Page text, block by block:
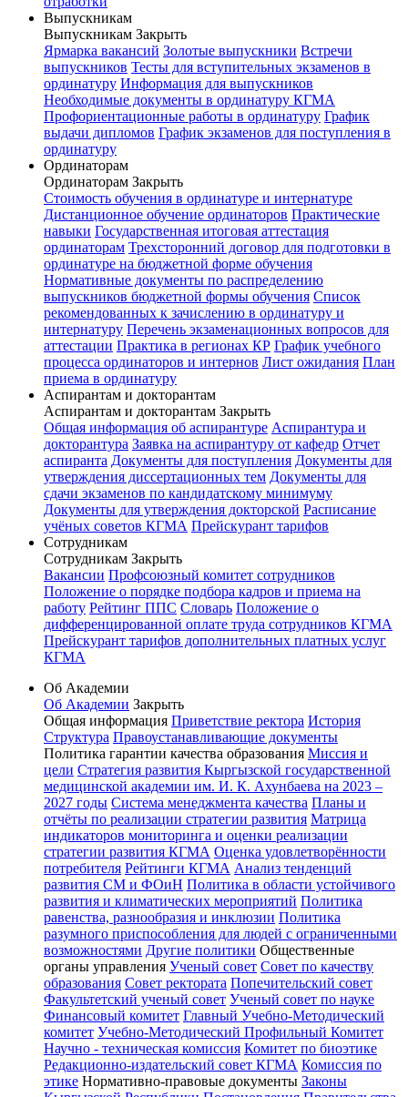
Выпускникам
Выпускникам Закрыть
Ярмарка вакансий Золотые выпускники Встречи
выпускников Тесты для вступительных экзаменов в
ординатуру Информация для выпускников
Необходимые документы в ординатуру КГМА
Профориентационные работы в ординатуру График
выдачи дипломов График экзаменов для поступления в
ординатуру
Ординаторам
Ординаторам Закрыть
Стоимость обучения в ординатуре и интернатуре
Дистанционное обучение ординаторов Практические
навыки Государственная итоговая аттестация
ординаторам Трехсторонний договор для подготовки в
ординатуре на бюджетной форме обучения
Нормативные документы по распределению
выпускников бюджетной формы обучения Список
рекомендованных к зачислению в ординатуру и
интернатуру Перечень экзаменационных вопросов для
аттестации Практика в регионах КР График учебного
процесса ординаторов и интернов Лист ожидания План
приема в ординатуру
Аспирантам и докторантам
Аспирантам и докторантам Закрыть
Общая информация об аспирантуре Аспирантура и
докторантура Заявка на аспирантуру от кафедр Отчет
аспиранта Документы для поступления Документы для
утверждения диссертационных тем Документы для
сдачи экзаменов по кандидатскому минимуму
Документы для утверждения докторской Расписание
учёных советов КГМА Прейскурант тарифов
Сотрудникам
Сотрудникам Закрыть
Вакансии Профсоюзный комитет сотрудников
Положение о порядке подбора кадров и приема на
работу Рейтинг ППС Словарь Положение о
дифференцированной оплате труда сотрудников КГМА
Прейскурант тарифов дополнительных платных услуг
КГМА
Об Академии
Об Академии Закрыть
Общая информация Приветствие ректора История
Структура Правоустанавливающие документы
Политика гарантии качества образования Миссия и
цели Стратегия развития Кыргызской государственной
медицинской академии им. И. К. Ахунбаева на 2023 –
2027 годы Система менеджмента качества Планы и
отчёты по реализации стратегии развития Матрица
индикаторов мониторинга и оценки реализации
стратегии развития КГМА Оценка удовлетворённости
потребителя Рейтинги КГМА Анализ тенденций
развития СМ и ФОиН Политика в области устойчивого
развития и климатических мероприятий Политика
равенства, разнообразия и инклюзии Политика
разумного приспособления для людей с ограниченными
возможностями Другие политики Общественные
органы управления Ученый совет Совет по качеству
образования Совет ректората Попечительский совет
Факультетский ученый совет Ученый совет по науке
Финансовый комитет Главный Учебно-Методический
комитет Учебно-Методический Профильный Комитет
Научно - техническая комиссия Комитет по биоэтике
Редакционно-издательский совет КГМА Комиссия по
этике Нормативно-правовые документы Законы